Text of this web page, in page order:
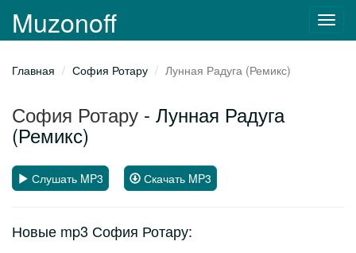
Muzonoff
Главная София Ротару Лунная Радуга (Ремикс)
София Ротару - Лунная Радуга
(Ремикс)
Слушать MP3 Скачать MP3
Новые mp3 София Ротару: